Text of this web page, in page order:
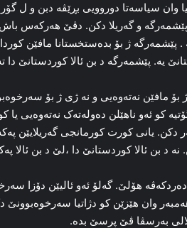
وان سیاسه‌تا دوروویی بڕێڤه‌ دبن و ل
و گه‌ریلا دکن. دڤێ هه‌رکه‌س باش
. پێشمه‌رگه‌ ژ بۆ بده‌ستخستانا مافێن
یه‌. پێشمه‌رگه‌ د بن ئالا کوردستانێ دا‌
ژ بۆ مافێن نه‌ته‌وەیی و نه‌ ژی ژ بۆ
كو ئەو ناهێلن ده‌وله‌ته‌ک نه‌ته‌وەیی یا
یانی کورت کورمانجی گه‌ریلایێن
د بن ئالا کوردستانێ دا‌ ،لێ د بن ئالا
هۆلێ. گه‌لۆ ئه‌و ئالیێن دۆزا
وان هێزێن کو دژاتیا سه‌رخوه‌بوونێ
به‌رسڤا ڤێ پرسێ بده‌.